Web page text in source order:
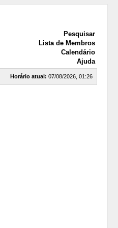
Pesquisar
Lista de Membros
Calendário
Ajuda
Horário atual: 07/08/2026, 01:26